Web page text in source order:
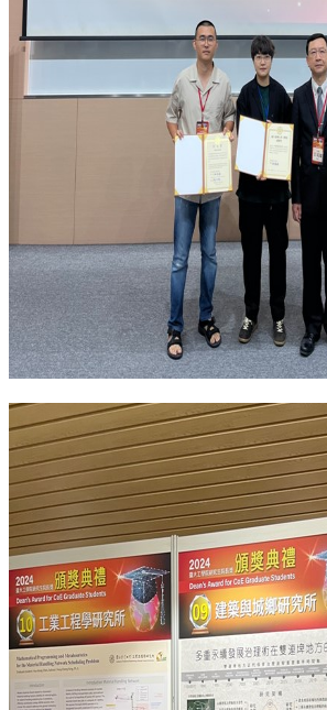
實
踐
際
表
單
校
友
專
所
務
基
金
捐
款
相
關
資
源
臺